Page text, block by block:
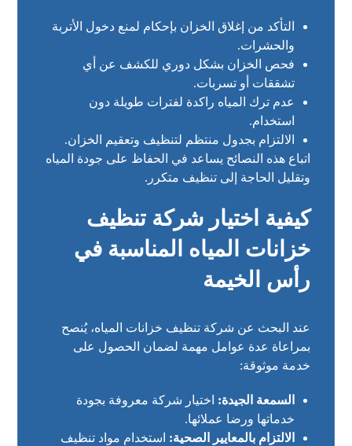
التأكد من إغلاق الخزان بإحكام لمنع دخول الأتربة
والحشرات.
فحص الخزان بشكل دوري للكشف عن أي
تشققات أو تسربات.
عدم ترك المياه راكدة لفترات طويلة دون
استخدام.
الالتزام بجدول منتظم لتنظيف وتعقيم الخزان.
اتباع هذه النصائح يساعد في الحفاظ على جودة المياه
وتقليل الحاجة إلى تنظيف متكرر.
كيفية اختيار شركة تنظيف
خزانات المياه المناسبة في
رأس الخيمة
عند البحث عن شركة تنظيف خزانات المياه، يُنصح
بمراعاة عدة عوامل مهمة لضمان الحصول على
خدمة موثوقة:
السمعة الجيدة: اختيار شركة معروفة بجودة
خدماتها ورضا عملائها.
الالتزام بالمعايير الصحية: استخدام مواد تنظيف